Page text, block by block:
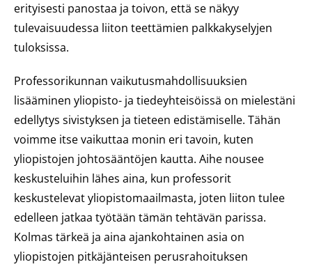
erityisesti panostaa ja toivon, että se näkyy
tulevaisuudessa liiton teettämien palkkakyselyjen
tuloksissa.
Professorikunnan vaikutusmahdollisuuksien
lisääminen yliopisto- ja tiedeyhteisöissä on mielestäni
edellytys sivistyksen ja tieteen edistämiselle. Tähän
voimme itse vaikuttaa monin eri tavoin, kuten
yliopistojen johtosääntöjen kautta. Aihe nousee
keskusteluihin lähes aina, kun professorit
keskustelevat yliopistomaailmasta, joten liiton tulee
edelleen jatkaa työtään tämän tehtävän parissa.
Kolmas tärkeä ja aina ajankohtainen asia on
yliopistojen pitkäjänteisen perusrahoituksen